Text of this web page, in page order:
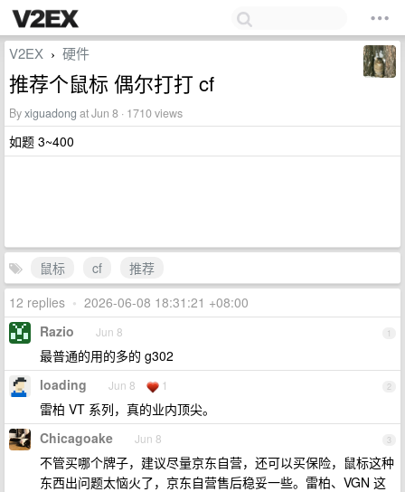
V2EX › 硬件
推荐个鼠标 偶尔打打 cf
Byxiguadong at Jun 8 · 1710 views
如题 3~400
鼠标 cf
推荐
12 replies • 2026-06-08 18:31:21 +08:00
1
Razio Jun 8
最普通的用的多的 g302
2
loading Jun 8 1
雷柏 VT 系列，真的业内顶尖。
3
Chicagoake Jun 8
不管买哪个牌子，建议尽量京东自营，还可以买保险，鼠标这种
东西出问题太恼火了，京东自营售后稳妥一些。雷柏、VGN 这